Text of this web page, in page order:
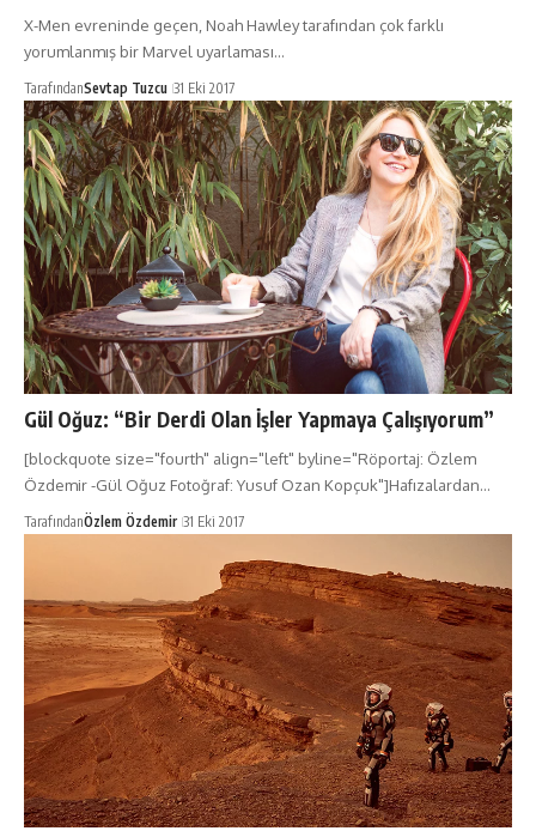
X-Men evreninde geçen, Noah Hawley tarafından çok farklı
yorumlanmış bir Marvel uyarlaması…
TarafındanSevtap Tuzcu 31 Eki 2017
Gül Oğuz: “Bir Derdi Olan İşler Yapmaya Çalışıyorum”
[blockquote size="fourth" align="left" byline="Röportaj: Özlem
Özdemir -Gül Oğuz Fotoğraf: Yusuf Ozan Kopçuk"]Hafızalardan…
TarafındanÖzlem Özdemir 31 Eki 2017